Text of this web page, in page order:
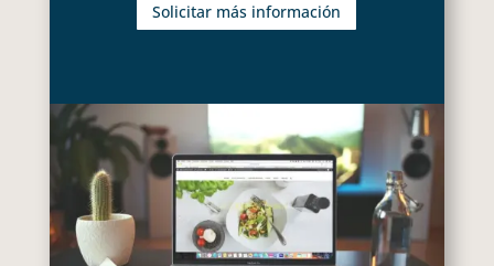
Solicitar más información